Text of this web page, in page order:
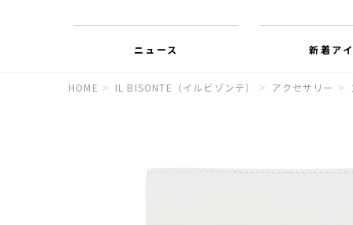
ニュース 新着ア
HOME > IL BISONTE（イルビゾンテ） > アクセサリー >